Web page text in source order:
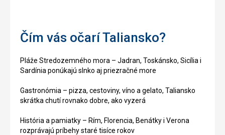
Čím vás očarí Taliansko?
Pláže Stredozemného mora – Jadran, Toskánsko, Sicília i
Sardínia ponúkajú slnko aj priezračné more
Gastronómia – pizza, cestoviny, víno a gelato, Taliansko
skrátka chutí rovnako dobre, ako vyzerá
História a pamiatky – Rím, Florencia, Benátky i Verona
rozprávajú príbehy staré tisíce rokov